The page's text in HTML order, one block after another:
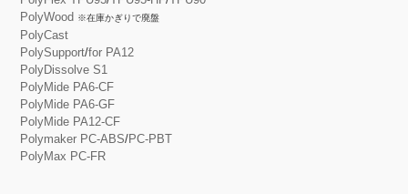
PolyWood ※在庫かぎりで廃盤
PolyCast
PolySupport/for PA12
PolyDissolve S1
PolyMide PA6-CF
PolyMide PA6-GF
PolyMide PA12-CF
Polymaker PC-ABS/PC-PBT
PolyMax PC-FR